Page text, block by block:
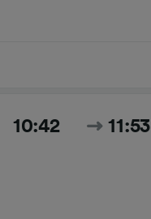
10:42 11:53